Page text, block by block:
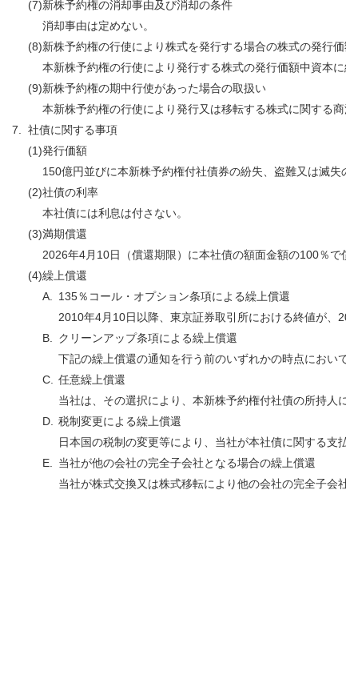
(7)新株予約権の消却事由及び消却の条件
消却事由は定めない。
(8)新株予約権の行使により株式を発行する場合の株式の発行価
本新株予約権の行使により発行する株式の発行価額中資本に
(9)新株予約権の期中行使があった場合の取扱い
本新株予約権の行使により発行又は移転する株式に関する商
7.
社債に関する事項
(1)発行価額
150億円並びに本新株予約権付社債券の紛失、盗難又は滅失
(2)社債の利率
本社債には利息は付さない。
(3)満期償還
2026年4月10日（償還期限）に本社債の額面金額の100％で償
(4)繰上償還
A.
135％コール・オプション条項による繰上償還
2010年4月10日以降、東京証券取引所における終値が、
B.
クリーンアップ条項による繰上償還
下記の繰上償還の通知を行う前のいずれかの時点におい
C.
任意繰上償還
当社は、その選択により、本新株予約権付社債の所持人
D.
税制変更による繰上償還
日本国の税制の変更等により、当社が本社債に関する支
E.
当社が他の会社の完全子会社となる場合の繰上償還
当社が株式交換又は株式移転により他の会社の完全子会